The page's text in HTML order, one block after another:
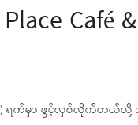
Café
က်မှာ ဖွင့်လှစ်လိုက်တယ်လို့ သိ